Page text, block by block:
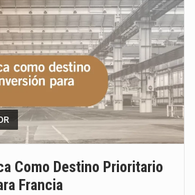
Como Destino Prioritario
Francia